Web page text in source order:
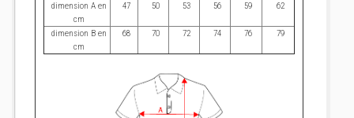
dimension A en
cm
47 50 53 56 59 62
dimension B en
cm
68 70 72 74 76 79